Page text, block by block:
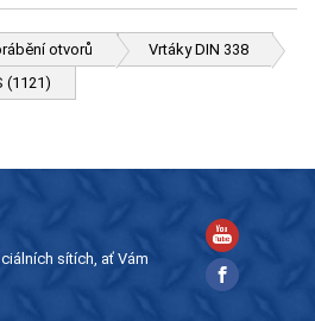
otvorů
Vrtáky DIN 338
(1121)
sítích, ať Vám